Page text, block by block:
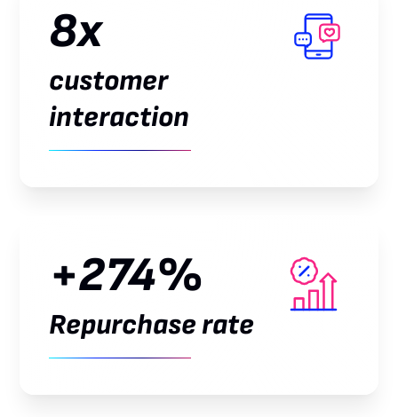
8x
customer
interaction
+274%
Repurchase rate